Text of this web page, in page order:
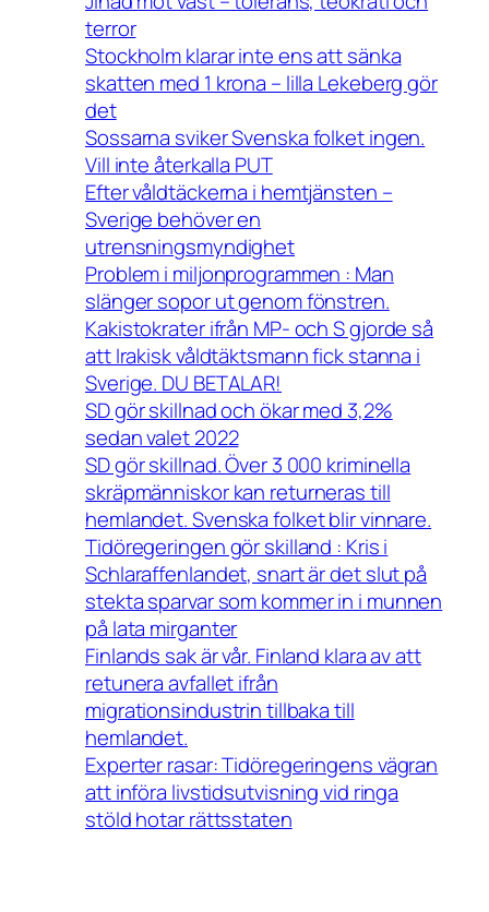
terror
Stockholm klarar inte ens att sänka
skatten med 1 krona – lilla Lekeberg gör
det
Sossarna sviker Svenska folket ingen.
Vill inte återkalla PUT
Efter våldtäckerna i hemtjänsten –
Sverige behöver en
utrensningsmyndighet
Problem i miljonprogrammen : Man
slänger sopor ut genom fönstren.
Kakistokrater ifrån MP- och S gjorde så
att Irakisk våldtäktsmann fick stanna i
Sverige. DU BETALAR!
SD gör skillnad och ökar med 3,2%
sedan valet 2022
SD gör skillnad. Över 3 000 kriminella
skräpmänniskor kan returneras till
hemlandet. Svenska folket blir vinnare.
Tidöregeringen gör skilland : Kris i
Schlaraffenlandet, snart är det slut på
stekta sparvar som kommer in i munnen
på lata mirganter
Finlands sak är vår. Finland klara av att
retunera avfallet ifrån
migrationsindustrin tillbaka till
hemlandet.
Experter rasar: Tidöregeringens vägran
att införa livstidsutvisning vid ringa
stöld hotar rättsstaten